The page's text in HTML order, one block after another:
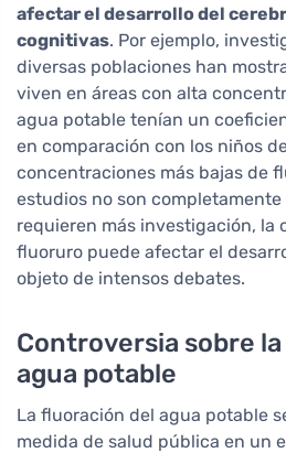
afectar el desarrollo del
cognitivas. Por ejemplo,
diversas poblaciones han
viven en áreas con alta
agua potable tenían un
en comparación con los niños
concentraciones más bajas de
estudios no son
requieren más investigación, la
fluoruro puede afectar el
objeto de intensos debates.
Controversia sobre
agua potable
La fluoración del agua potable
medida de salud pública en un